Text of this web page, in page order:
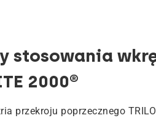
stosowania
2000®
przekroju poprzecznego